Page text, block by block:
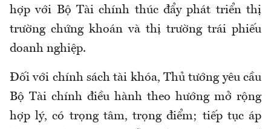
hợp với Bộ Tài chính thúc đẩy phát triển thị
trường chứng khoán và thị trường trái phiếu
doanh nghiệp.
Đối với chính sách tài khóa, Thủ tướng yêu cầu
Bộ Tài chính điều hành theo hướng mở rộng
hợp lý, có trọng tâm, trọng điểm; tiếp tục áp